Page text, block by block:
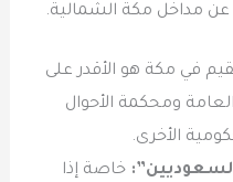
مداخل مكة الشمالية.
في مكة هو الأقدر على
ومحكمة الأحوال
الأخرى.
خاصة إذا